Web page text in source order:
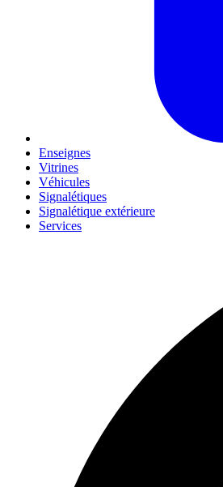
Enseignes
Vitrines
Véhicules
Signalétiques
Signalétique extérieure
Services